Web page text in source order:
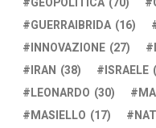
GUERRAIBRIDA (16)
INNOVAZIONE (27)
IRAN (38) ISRAELE
LEONARDO (30)
MASIELLO (17)